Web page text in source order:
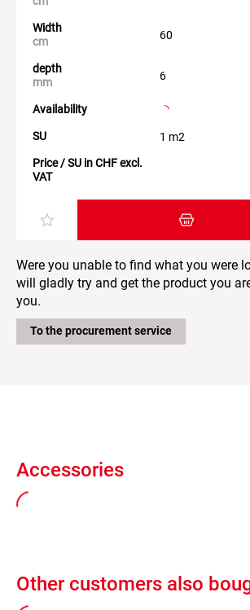
Width
cm
60
depth
mm
6
Availability
SU
1 m2
Price / SU in CHF excl.
VAT
Add item
Were you unable to find what you were
will gladly try and get the product you
you.
To the procurement service
Accessories
Other customers also